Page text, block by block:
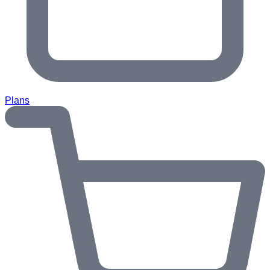
Plans